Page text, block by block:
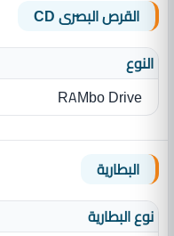
القرص البصرى CD
النوع
RAMbo Drive
البطارية
نوع البطارية‏